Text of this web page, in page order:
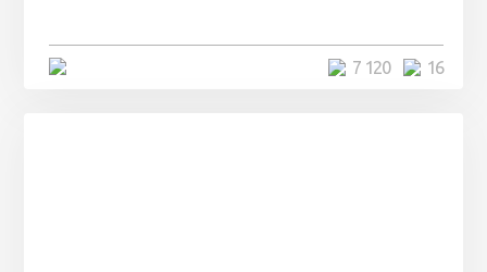
16
7 120